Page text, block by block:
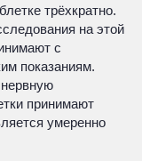
трёхкратно.
на этой
с
показаниям.
принимают
умеренно